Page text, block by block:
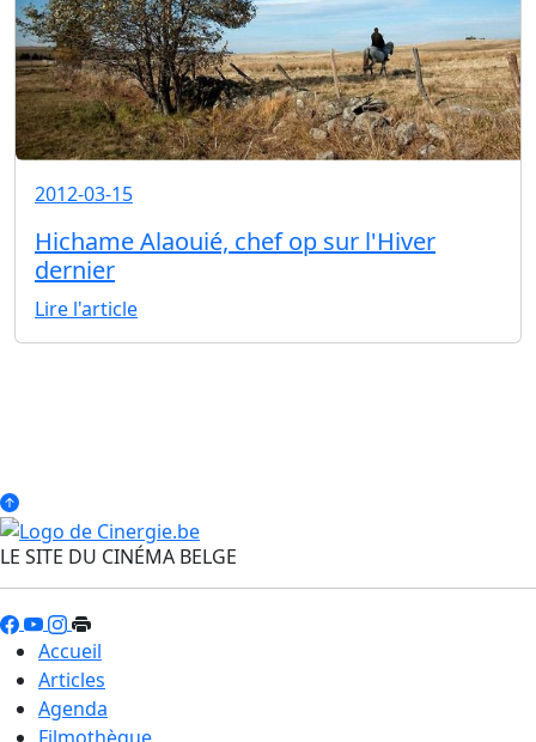
2012-03-15
Hichame Alaouié, chef op sur l'Hiver
dernier
Lire l'article
LE SITE DU CINÉMA BELGE
Accueil
Articles
Agenda